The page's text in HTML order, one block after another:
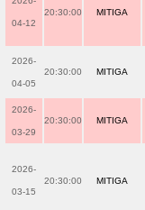
04-12
20:30:00 MITIGA
2026-
04-05
20:30:00 MITIGA
2026-
03-29
20:30:00 MITIGA
2026-
03-15
20:30:00 MITIGA